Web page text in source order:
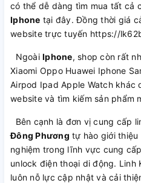
có thể dễ dàng tìm mua tất cả
Iphone tại đây. Đồng thời giá
website trực tuyến https://
Ngoài Iphone, shop còn rất
Xiaomi Oppo Huawei Iphone
Airpod Ipad Apple Watch khác
website và tìm kiếm sản phẩm
Bên cạnh là đơn vị cung cấp
Đông Phương tự hào giới
nghiệm trong lĩnh vực cung
unlock điện thoại di động. Linh
luôn nỗ lực cập nhật và cải